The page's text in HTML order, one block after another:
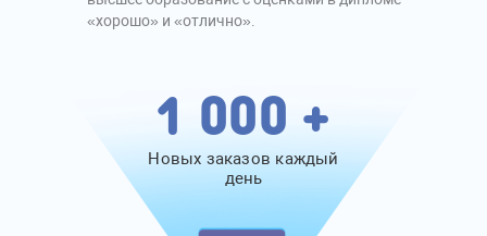
«хорошо» и «отлично».
1 000 +
Новых заказов каждый
день